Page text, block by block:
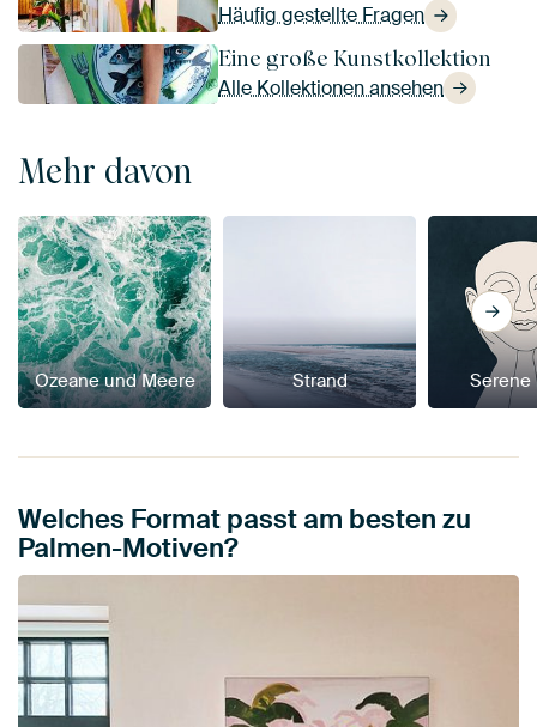
Häufig gestellte Fragen
Eine große Kunstkollektion
Alle Kollektionen ansehen
Mehr davon
Ozeane und Meere Strand Serene
Welches Format passt am besten zu
Palmen-Motiven?